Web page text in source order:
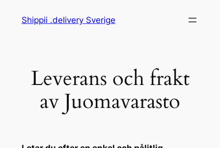
Shippii .delivery Sverige
Leverans och frakt
av Juomavarasto